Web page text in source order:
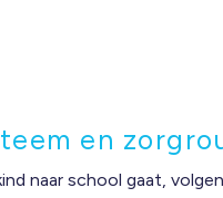
en
naar school gaat,